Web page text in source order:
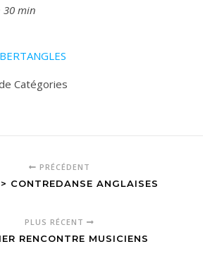
30 min
Catégories
PRÉCÉDENT
CONTREDANSE ANGLAISES
PLUS RÉCENT
RENCONTRE MUSICIENS